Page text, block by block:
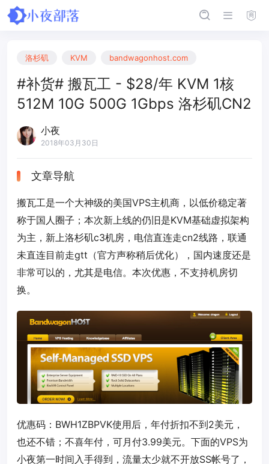
洛杉矶 KVM bandwagonhost.com
#补货# 搬瓦工 - $28/年 KVM 1核
512M 10G 500G 1Gbps 洛杉矶CN2
小夜
2018年03月30日
文章导航
搬瓦工是一个大神级的美国VPS主机商，以低价稳定著
称于国人圈子；本次新上线的仍旧是KVM基础虚拟架构
为主，新上洛杉矶c3机房，电信直连走cn2线路，联通
未直连目前走gtt（官方声称稍后优化），国内速度还是
非常可以的，尤其是电信。本次优惠，不支持机房切
换。
优惠码： BWH1ZBPVK使用后，年付折扣不到2美元，
也还不错；不喜年付，可月付3.99美元。下面的VPS为
小夜第一时间入手得到，流量太少就不开放SS帐号了，